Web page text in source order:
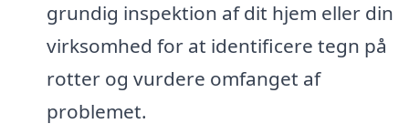
grundig inspektion af dit hjem eller din
virksomhed for at identificere tegn på
rotter og vurdere omfanget af
problemet.